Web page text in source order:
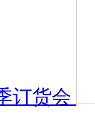
订货会